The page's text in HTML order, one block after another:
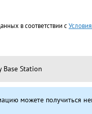
в соответствии с
Base Station
можете получиться